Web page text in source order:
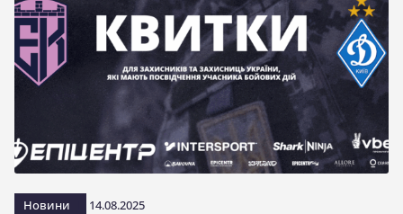
Новини 14.08.2025